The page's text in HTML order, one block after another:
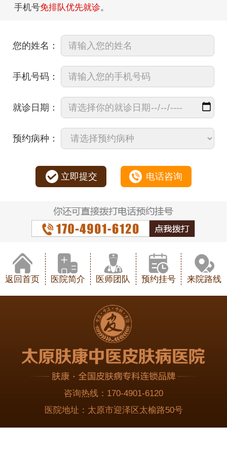
手机号免排队优先就诊。
您的姓名：
手机号码：
就诊日期：
预约病种：
立即提交 电话咨询
返回首页 医院简介 医师团队 预约挂号 来院路线
咨询热线： 170-4901-6120
医院地址： 太原市迎泽区太榆路50号